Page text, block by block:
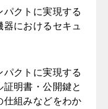
クトに実現する
におけるセキュ
クトに実現する
明書・公開鍵と
仕組みなどをわか